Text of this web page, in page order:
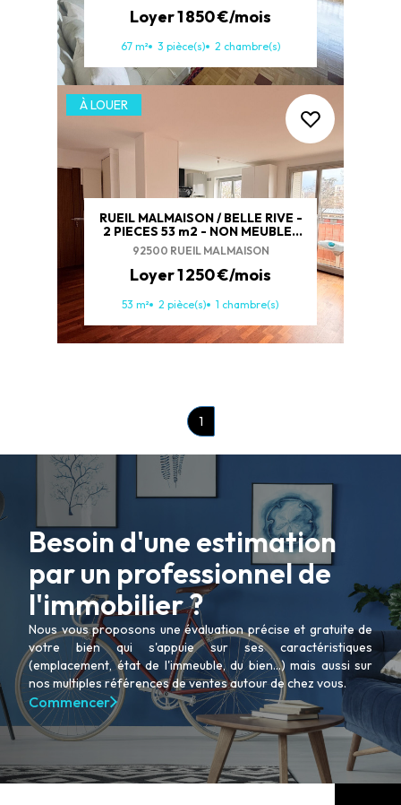
ACHETER
LOUER
NOS AGENCES
LE GROUPE
NOUS REJOINDRE
CONTACT
Loyer 1 850 €/mois
67 m² 3 pièce(s) 2 chambre(s)
RUEIL MALMAISON / BELLE RIVE -
2 PIECES 53 m2 - NON MEUBLE /
CAVE
92500 RUEIL MALMAISON
Loyer 1 250 €/mois
53 m² 2 pièce(s) 1 chambre(s)
À LOUER
1
Besoin d'une estimation
par un professionnel de
l'immobilier ?
Nous vous proposons une évaluation précise et gratuite de
votre bien qui s'appuie sur ses caractéristiques
(emplacement, état de l'immeuble, du bien...) mais aussi sur
nos multiples références de ventes autour de chez vous.
Commencer